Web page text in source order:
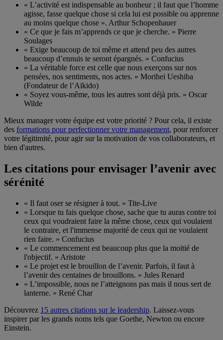
« L’activité est indispensable au bonheur ; il faut que l’homme
agisse, fasse quelque chose si cela lui est possible ou apprenne
au moins quelque chose ». Arthur Schopenhauer
« Ce que je fais m’apprends ce que je cherche. » Pierre
Soulages
« Exige beaucoup de toi même et attend peu des autres
beaucoup d’ennuis te seront épargnés. » Confucius
« La véritable force est celle que nous exerçons sur nos
pensées, nos sentiments, nos actes. » Morihei Ueshiba
(Fondateur de l’Aïkido)
« Soyez vous-même, tous les autres sont déjà pris. » Oscar
Wilde
Mieux manager votre équipe est votre priorité ? Pour cela, il existe
des formations pour perfectionner votre management, pour renforcer
votre légitimité, pour agir sur la motivation de vos collaborateurs, et
bien d'autres.
Les citations pour envisager l’avenir avec
sérénité
« Il faut oser se résigner à tout. » Tite-Live
« Lorsque tu fais quelque chose, sache que tu auras contre toi
ceux qui voudraient faire la même chose, ceux qui voulaient
le contraire, et l'immense majorité de ceux qui ne voulaient
rien faire. » Confucius
« Le commencement est beaucoup plus que la moitié de
l'objectif. » Aristote
« Le projet est le brouillon de l’avenir. Parfois, il faut à
l’avenir des centaines de brouillons. » Jules Renard
« L’impossible, nous ne l’atteignons pas mais il nous sert de
lanterne. » René Char
Découvrez 15 autres citations sur le leadership. Laissez-vous
inspirer par les grands noms tels que Goethe, Newton ou encore
Einstein.